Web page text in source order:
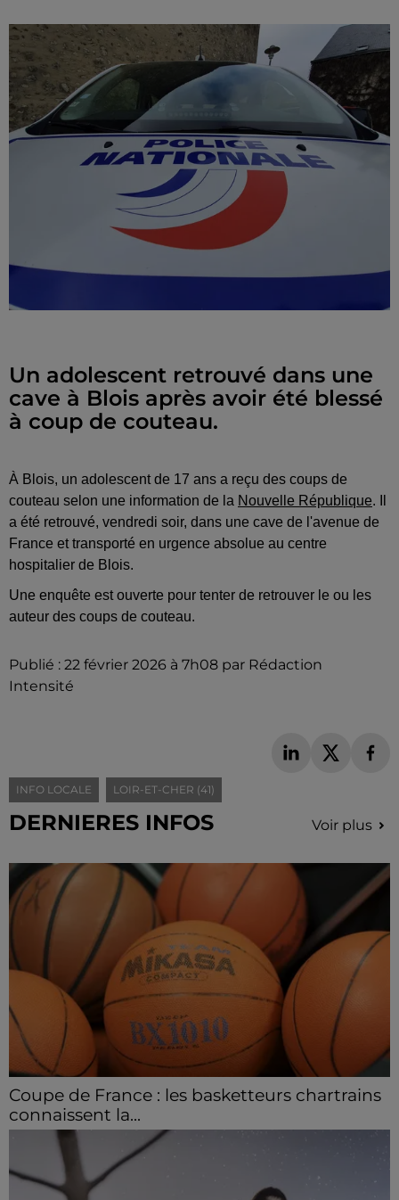
Un adolescent retrouvé dans une
cave à Blois après avoir été blessé
à coup de couteau.
À Blois, un adolescent de 17 ans a reçu des coups de
couteau selon une information de la Nouvelle République. Il
a été retrouvé, vendredi soir, dans une cave de l'avenue de
France et transporté en urgence absolue au centre
hospitalier de Blois.
Une enquête est ouverte pour tenter de retrouver le ou les
auteur des coups de couteau.
Publié : 22 février 2026 à 7h08 par Rédaction
Intensité
INFO LOCALE LOIR-ET-CHER (41)
DERNIERES INFOS Voir plus
Coupe de France : les basketteurs chartrains
connaissent la...
Le C'CMBM affrontera un autre club de la région
Centre à l'occasion des 32es de finale de la Coupe de
France.